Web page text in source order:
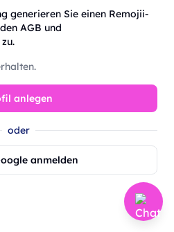
generieren Sie einen Remojii-
AGB und
anlegen
oder
anmelden